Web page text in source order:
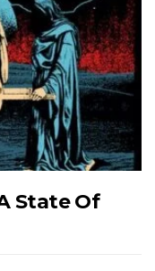
State Of